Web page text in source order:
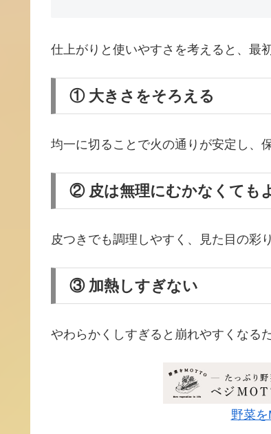
仕上がりと使いやすさを考えると、最
① 大きさをそろえる
均一に切ることで火の通りが安定し、
② 皮は無理にむかなくても
皮つきでも調理しやすく、見た目の彩
③ 加熱しすぎない
やわらかくしすぎると崩れやすくなる
野菜